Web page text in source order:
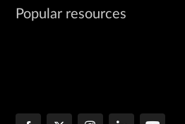
Popular resources